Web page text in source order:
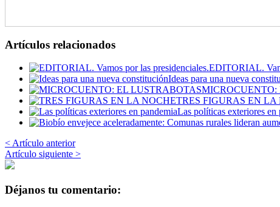
Artículos relacionados
EDITORIAL.
Ideas para una nueva
MICROCUENTO:
TRES FIGURAS EN LA
Las políticas exteriores en
< Artículo anterior
Artículo siguiente >
Déjanos tu comentario: